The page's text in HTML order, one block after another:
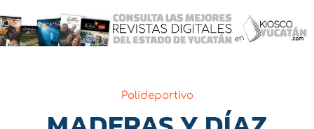
Polideportivo